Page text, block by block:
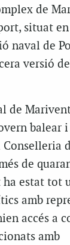
de
situat
naval de
versió
de
balear i
de
ha estat tot
amb
accés a
amb